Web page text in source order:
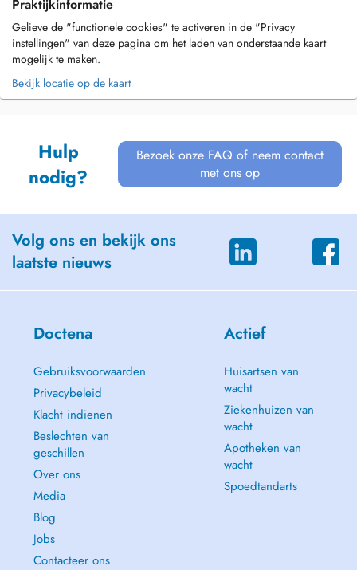
Praktijkinformatie
Gelieve de "functionele cookies" te activeren in de "Privacy
instellingen" van deze pagina om het laden van onderstaande kaart
mogelijk te maken.
Bekijk locatie op de kaart
Hulp
nodig?
Bezoek onze FAQ of neem contact
met ons op
Volg ons en bekijk ons
laatste nieuws
Doctena
Gebruiksvoorwaarden
Privacybeleid
Klacht indienen
Beslechten van
geschillen
Over ons
Media
Blog
Jobs
Contacteer ons
Actief
Huisartsen van
wacht
Ziekenhuizen van
wacht
Apotheken van
wacht
Spoedtandarts